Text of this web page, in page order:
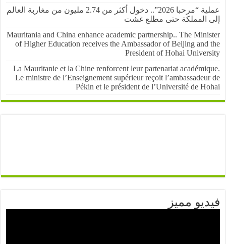
عملية “مرحبا 2026”.. دخول أكثر من 2.74 مليون من مغاربة العالم
المملكة حتى مطلع غشت
Mauritania and China enhance academic partnership.. The
of Higher Education receives the Ambassador of Beijing
President of Hohai
La Mauritanie et la Chine renforcent leur partenariat
Le ministre de l’Enseignement supérieur reçoit
Pékin et le président de l’Université de
مميز